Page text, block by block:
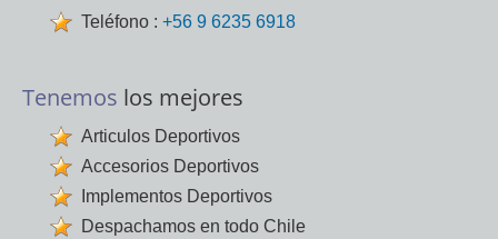
Teléfono : +56 9 6235 6918
Tenemos los mejores
Articulos Deportivos
Accesorios Deportivos
Implementos Deportivos
Despachamos en todo Chile